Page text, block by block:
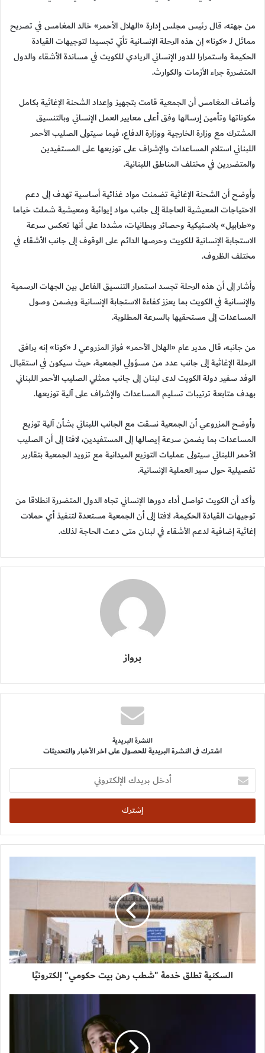
من جهته، قال رئيس مجلس إدارة «الهلال الأحمر» خالد المغامس في تصريح
مماثل لـ «كونا» إن هذه الرحلة الإنسانية تأتي تجسيدا لتوجيهات القيادة
الحكيمة واستمرارا للدور الإنساني الريادي للكويت في مساندة الأشقاء والدول
المتضررة جراء الأزمات والكوارث.
وأضاف المغامس أن الجمعية قامت بتجهيز وإعداد الشحنة الإغاثية بكامل
مكوناتها وتأمين إرسالها وفق أعلى معايير العمل الإنساني وبالتنسيق
المشترك مع وزارة الخارجية ووزارة الدفاع، فيما سيتولى الصليب الأحمر
اللبناني استلام المساعدات والإشراف على توزيعها على المستفيدين
والمتضررين في مختلف المناطق اللبنانية.
وأوضح أن الشحنة الإغاثية تضمنت مواد غذائية أساسية تهدف إلى دعم
الاحتياجات المعيشية العاجلة إلى جانب مواد إيوائية ومعيشية شملت خياما
و«طرابيل» بلاستيكية وحصائر وبطانيات، مشددا على أنها تعكس سرعة
الاستجابة الإنسانية للكويت وحرصها الدائم على الوقوف إلى جانب الأشقاء في
مختلف الظروف.
وأشار إلى أن هذه الرحلة تجسد استمرار التنسيق الفاعل بين الجهات الرسمية
والإنسانية في الكويت بما يعزز كفاءة الاستجابة الإنسانية ويضمن وصول
المساعدات إلى مستحقيها بالسرعة المطلوبة.
من جانبه، قال مدير عام «الهلال الأحمر» فواز المزروعي لـ «كونا» إنه يرافق
الرحلة الإغاثية إلى جانب عدد من مسؤولي الجمعية، حيث سيكون في استقبال
الوفد سفير دولة الكويت لدى لبنان إلى جانب ممثلي الصليب الأحمر اللبناني
بهدف متابعة ترتيبات تسليم المساعدات والإشراف على آلية توزيعها.
وأوضح المزروعي أن الجمعية نسقت مع الجانب اللبناني بشأن آلية توزيع
المساعدات بما يضمن سرعة إيصالها إلى المستفيدين، لافتا إلى أن الصليب
الأحمر اللبناني سيتولى عمليات التوزيع الميدانية مع تزويد الجمعية بتقارير
تفصيلية حول سير العملية الإنسانية.
وأكد أن الكويت تواصل أداء دورها الإنساني تجاه الدول المتضررة انطلاقا من
توجيهات القيادة الحكيمة، لافتا إلى أن الجمعية مستعدة لتنفيذ أي حملات
إغاثية إضافية لدعم الأشقاء في لبنان متى دعت الحاجة لذلك.
برواز
النشرة البريدية
اشترك فى النشرة البريدية للحصول على اخر الأخبار والتحديثات
أدخل
بريدك
الإلكتروني
السكنية تطلق خدمة "شطب رهن بيت حكومي" إلكترونيًا